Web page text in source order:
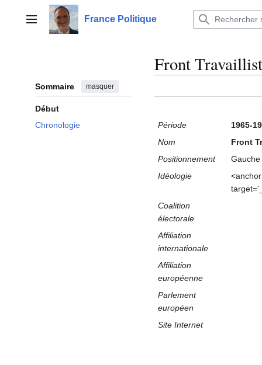
contenuMenu principalFrance Politique
Sommaire masquer
Début
Chronologie
Front
Période
1965-
Nom
Front
Positionnement
Gauche
Idéologie
Coalition
électorale
Affiliation
internationale
Affiliation
européenne
Parlement
européen
Site Internet